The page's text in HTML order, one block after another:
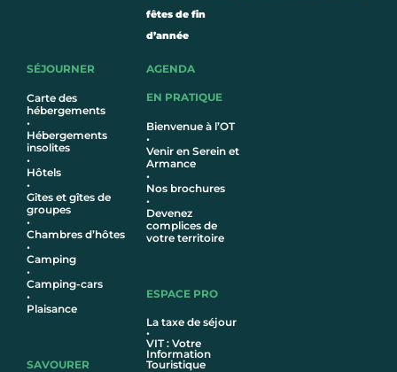
fêtes de fin
d’année
SÉJOURNER
Carte des
hébergements
•
Hébergements
insolites
•
Hôtels
•
Gîtes et gîtes de
groupes
•
Chambres d’hôtes
•
Camping
•
Camping-cars
•
Plaisance
SAVOURER
AGENDA
EN PRATIQUE
Bienvenue à l’OT
•
Venir en Serein et
Armance
•
Nos brochures
•
Devenez
complices de
votre territoire
ESPACE PRO
La taxe de séjour
•
VIT : Votre
Information
Touristique